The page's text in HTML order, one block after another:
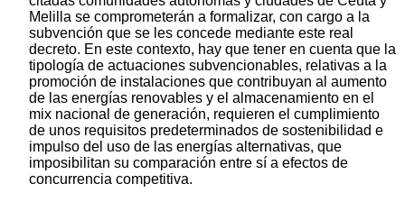
Melilla se comprometerán a formalizar, con cargo a la
subvención que se les concede mediante este real
decreto. En este contexto, hay que tener en cuenta que la
tipología de actuaciones subvencionables, relativas a la
promoción de instalaciones que contribuyan al aumento
de las energías renovables y el almacenamiento en el
mix nacional de generación, requieren el cumplimiento
de unos requisitos predeterminados de sostenibilidad e
impulso del uso de las energías alternativas, que
imposibilitan su comparación entre sí a efectos de
concurrencia competitiva.